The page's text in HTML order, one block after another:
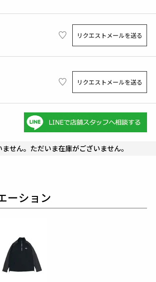
リクエストメールを送る
リクエストメールを送る
せん。ただいま在庫がございません。
ーション